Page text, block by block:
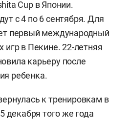
Cup в Японии.
с 4 по 6 сентября. Для
первый международный
игр в Пекине. 22-летняя
карьеру после
ребенка.
к тренировкам в
декабря того же года